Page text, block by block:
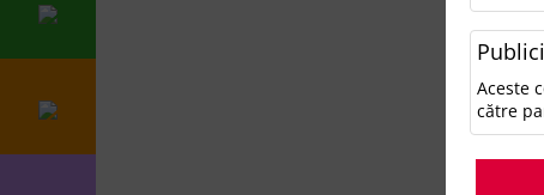
Aceste
către